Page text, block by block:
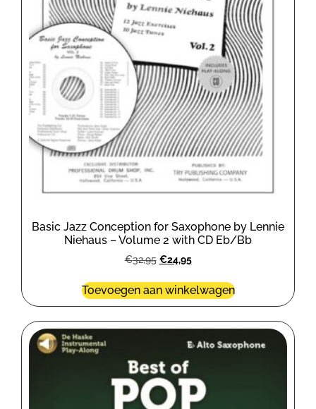
Basic Jazz Conception for Saxophone by Lennie
Niehaus – Volume 2 with CD Eb/Bb
€32,95 €24,95
Toevoegen aan winkelwagen